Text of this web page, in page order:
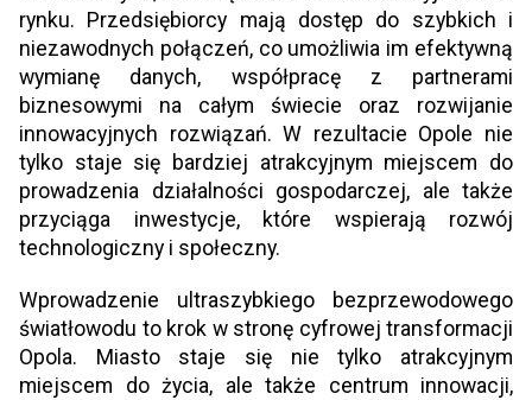
rynku. Przedsiębiorcy mają dostęp do szybkich i
niezawodnych połączeń, co umożliwia im efektywną
wymianę danych, współpracę z partnerami
biznesowymi na całym świecie oraz rozwijanie
innowacyjnych rozwiązań. W rezultacie Opole nie
tylko staje się bardziej atrakcyjnym miejscem do
prowadzenia działalności gospodarczej, ale także
przyciąga inwestycje, które wspierają rozwój
technologiczny i społeczny.
Wprowadzenie ultraszybkiego bezprzewodowego
światłowodu to krok w stronę cyfrowej transformacji
Opola. Miasto staje się nie tylko atrakcyjnym
miejscem do życia, ale także centrum innowacji,